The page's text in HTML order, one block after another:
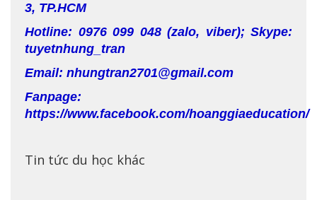
3, TP.HCM
Hotline: 0976 099 048 (zalo, viber); Skype:
tuyetnhung_tran
Email: nhungtran2701@gmail.com
Fanpage:
https://www.facebook.com/hoanggiaeducation/
Tin tức du học khác